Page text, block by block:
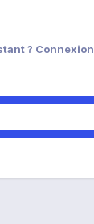
? Connexion